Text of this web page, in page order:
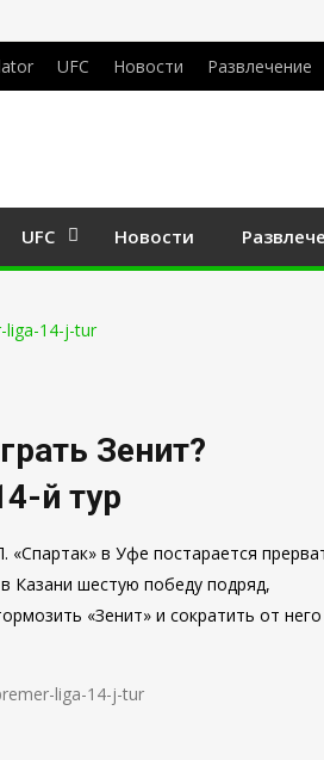
UFC Новости Развлечение
UFC Новости
Зенит?
й тур
«Спартак» в Уфе постарается
Казани шестую победу подряд,
«Зенит» и сократить от него